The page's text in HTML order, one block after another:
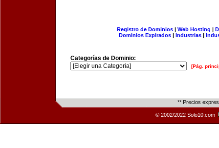
Registro de Dominios| Web Hosting |
Dominios Expirados | Industrias |
Categorías de Dominio:
[Pág.
** Precios
© 2002/2022 Solo10.com